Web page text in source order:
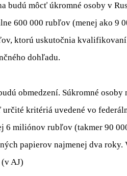
budú môcť úkromné osoby v
600 000 rubľov (menej ako 9
ktorú uskutočnia
dohľadu.
obmedzení. Súkromné
kritériá uvedené vo
6 miliónov rubľov (takmer 90
papierov najmenej dva roky.
(v AJ)